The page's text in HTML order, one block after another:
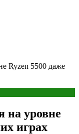
Ryzen 5500 даже
на уровне
играх